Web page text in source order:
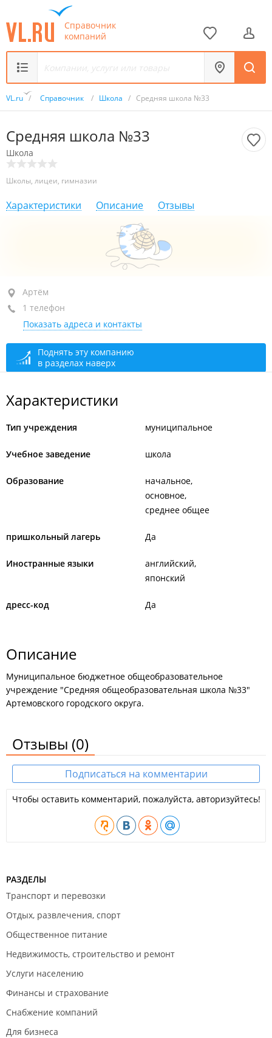
Справочник
компаний
VL.ru / Справочник / Школа / Средняя школа №33
Средняя школа №33
Школа
Школы, лицеи, гимназии
Характеристики Описание Отзывы
Артём, ул. Севастопольская, 27
+7 (423-37) 4-35-65
сегодня закрыто
Артём
1 телефон
Показать адреса и контакты
Поднять эту компанию
в разделах наверх
Характеристики
Тип учреждения муниципальное
Учебное заведение школа
Образование
начальное
основное
среднее общее
пришкольный лагерь Да
Иностранные языки
английский
японский
дресс-код Да
Описание
Муниципальное бюджетное общеобразовательное
учреждение "Средняя общеобразовательная школа №33"
Артемовского городского округа.
Отзывы (0)
Подписаться на комментарии
Чтобы оставить комментарий, пожалуйста, авторизуйтесь!
РАЗДЕЛЫ
Транспорт и перевозки
Отдых, развлечения, спорт
Общественное питание
Недвижимость, строительство и ремонт
Услуги населению
Финансы и страхование
Снабжение компаний
Для бизнеса